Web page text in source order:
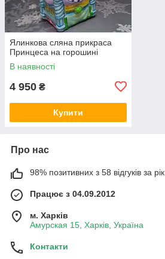
Ялинкова сляна прикраса
Принцеса на горошині
В наявності
4 950 ₴
Купити
Про нас
98% позитивних з 58 відгуків за рік
Працює з 04.09.2012
м. Харків
Амурская 15, Харків, Україна
Контакти